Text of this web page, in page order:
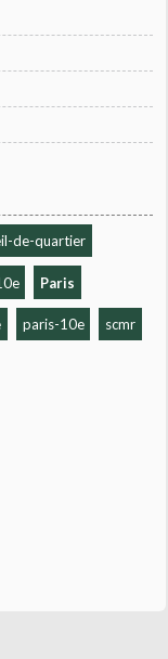
de-quartier
Paris
paris-10e scmr